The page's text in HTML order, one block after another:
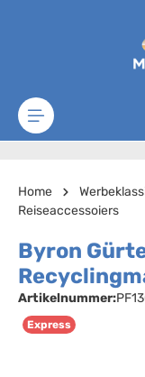
Zum Hauptinhalt
Home
Reiseaccessoiers
Byron
Artikelnummer:
Express